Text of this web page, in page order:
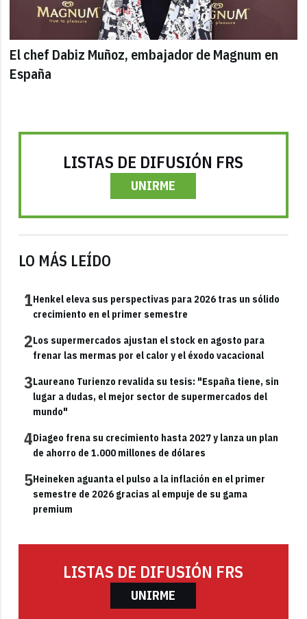
El chef Dabiz Muñoz, embajador de Magnum en
España
LISTAS DE DIFUSIÓN FRS
UNIRME
LO MÁS LEÍDO
1Henkel eleva sus perspectivas para 2026 tras un sólido
crecimiento en el primer semestre
2Los supermercados ajustan el stock en agosto para
frenar las mermas por el calor y el éxodo vacacional
3Laureano Turienzo revalida su tesis: "España tiene, sin
lugar a dudas, el mejor sector de supermercados del
mundo"
4Diageo frena su crecimiento hasta 2027 y lanza un plan
de ahorro de 1.000 millones de dólares
5Heineken aguanta el pulso a la inflación en el primer
semestre de 2026 gracias al empuje de su gama
premium
LISTAS DE DIFUSIÓN FRS
UNIRME